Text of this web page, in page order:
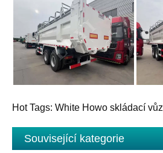
Hot Tags: White Howo skládací vůz
Související kategorie